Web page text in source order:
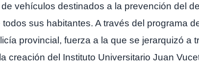
vehículos destinados a la prevención del
sus habitantes. A través del programa
provincial, fuerza a la que se jerarquizó a
creación del Instituto Universitario Juan